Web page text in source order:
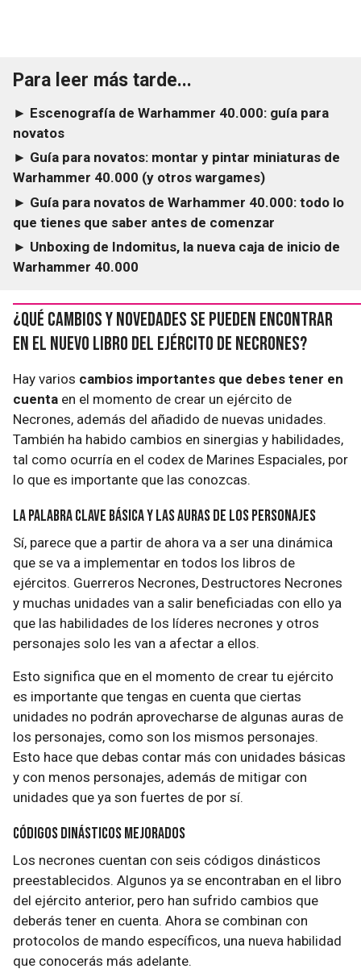
Para leer más tarde...
► Escenografía de Warhammer 40.000: guía para
novatos
► Guía para novatos: montar y pintar miniaturas de
Warhammer 40.000 (y otros wargames)
► Guía para novatos de Warhammer 40.000: todo lo
que tienes que saber antes de comenzar
► Unboxing de Indomitus, la nueva caja de inicio de
Warhammer 40.000
¿Qué cambios y novedades se pueden encontrar
en el nuevo libro del ejército de Necrones?
Hay varios cambios importantes que debes tener en
cuenta en el momento de crear un ejército de
Necrones, además del añadido de nuevas unidades.
También ha habido cambios en sinergias y habilidades,
tal como ocurría en el codex de Marines Espaciales, por
lo que es importante que las conozcas.
La palabra clave Básica y las auras de los personajes
Sí, parece que a partir de ahora va a ser una dinámica
que se va a implementar en todos los libros de
ejércitos. Guerreros Necrones, Destructores Necrones
y muchas unidades van a salir beneficiadas con ello ya
que las habilidades de los líderes necrones y otros
personajes solo les van a afectar a ellos.
Esto significa que en el momento de crear tu ejército
es importante que tengas en cuenta que ciertas
unidades no podrán aprovecharse de algunas auras de
los personajes, como son los mismos personajes.
Esto hace que debas contar más con unidades básicas
y con menos personajes, además de mitigar con
unidades que ya son fuertes de por sí.
Códigos dinásticos mejorados
Los necrones cuentan con seis códigos dinásticos
preestablecidos. Algunos ya se encontraban en el libro
del ejército anterior, pero han sufrido cambios que
deberás tener en cuenta. Ahora se combinan con
protocolos de mando específicos, una nueva habilidad
que conocerás más adelante.